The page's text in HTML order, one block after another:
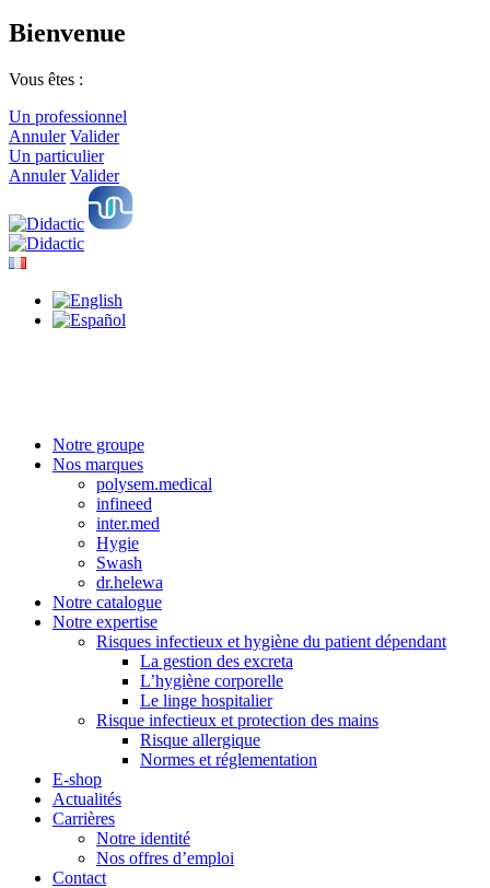
Bienvenue
Vous êtes :
Un professionnel
Annuler Valider
Un particulier
Annuler Valider
Notre groupe
Nos marques
polysem.medical
infineed
inter.med
Hygie
Swash
dr.helewa
Notre catalogue
Notre expertise
Risques infectieux et hygiène du patient dépendant
La gestion des excreta
L’hygiène corporelle
Le linge hospitalier
Risque infectieux et protection des mains
Risque allergique
Normes et réglementation
E-shop
Actualités
Carrières
Notre identité
Nos offres d’emploi
Contact